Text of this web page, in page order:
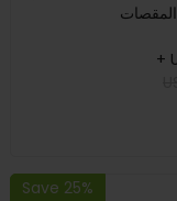
+
Save 25%